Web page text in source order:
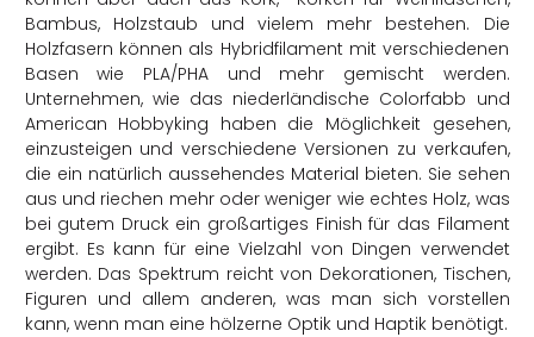
Bambus, Holzstaub und vielem mehr bestehen. Die
Holzfasern können als Hybridfilament mit verschiedenen
Basen wie PLA/PHA und mehr gemischt werden.
Unternehmen, wie das niederländische Colorfabb und
American Hobbyking haben die Möglichkeit gesehen,
einzusteigen und verschiedene Versionen zu verkaufen,
die ein natürlich aussehendes Material bieten. Sie sehen
aus und riechen mehr oder weniger wie echtes Holz, was
bei gutem Druck ein großartiges Finish für das Filament
ergibt. Es kann für eine Vielzahl von Dingen verwendet
werden. Das Spektrum reicht von Dekorationen, Tischen,
Figuren und allem anderen, was man sich vorstellen
kann, wenn man eine hölzerne Optik und Haptik benötigt.